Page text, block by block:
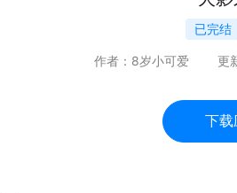
已完结
作者： 8岁小可爱 更
下载